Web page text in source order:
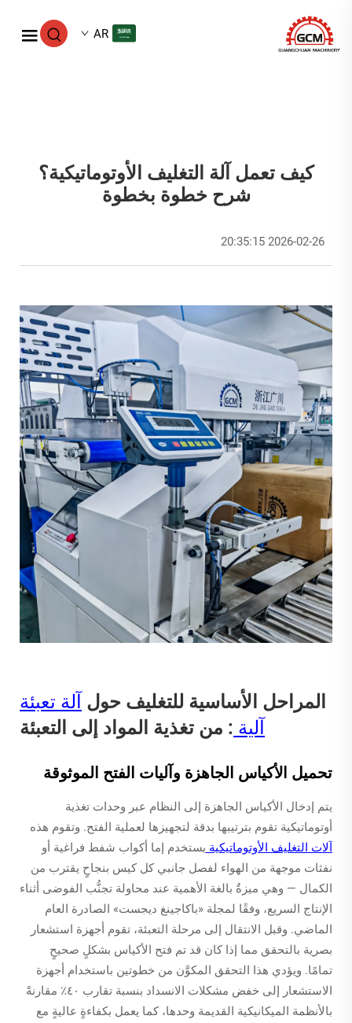
AR
كيف تعمل آلة التغليف الأوتوماتيكية؟
شرح خطوة بخطوة
2026-02-26 20:35:15
المراحل الأساسية للتغليف حول آلة تعبئة
آلية : من تغذية المواد إلى التعبئة
تحميل الأكياس الجاهزة وآليات الفتح الموثوقة
يتم إدخال الأكياس الجاهزة إلى النظام عبر وحدات تغذية
أوتوماتيكية تقوم بترتيبها بدقة لتجهيزها لعملية الفتح. وتقوم هذه
آلات التغليف الأوتوماتيكية يستخدم إما أكواب شفط فراغية أو
نفثات موجهة من الهواء لفصل جانبي كل كيس بنجاحٍ يقترب من
الكمال — وهي ميزةٌ بالغة الأهمية عند محاولة تجنُّب الفوضى أثناء
الإنتاج السريع، وفقًا لمجلة «باكاجينغ ديجست» الصادرة العام
الماضي. وقبل الانتقال إلى مرحلة التعبئة، تقوم أجهزة استشعار
بصرية بالتحقق مما إذا كان قد تم فتح الأكياس بشكلٍ صحيحٍ
تمامًا. ويؤدي هذا التحقق المكوَّن من خطوتين باستخدام أجهزة
الاستشعار إلى خفض مشكلات الانسداد بنسبة تقارب ٤٠٪ مقارنةً
بالأنظمة الميكانيكية القديمة وحدها، كما يعمل بكفاءةٍ عاليةٍ مع